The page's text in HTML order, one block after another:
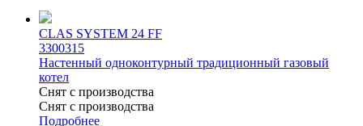
CLAS SYSTEM 24 FF
3300315
Настенный одноконтурный традиционный газовый
котел
Снят с производства
Снят с производства
Подробнее